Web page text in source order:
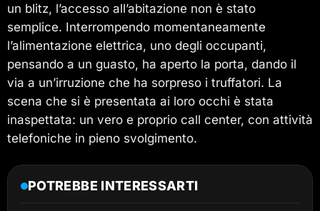
un blitz, l’accesso all’abitazione non è stato
semplice. Interrompendo momentaneamente
l’alimentazione elettrica, uno degli occupanti,
pensando a un guasto, ha aperto la porta, dando il
via a un’irruzione che ha sorpreso i truffatori. La
scena che si è presentata ai loro occhi è stata
inaspettata: un vero e proprio call center, con attività
telefoniche in pieno svolgimento.
POTREBBE INTERESSARTI